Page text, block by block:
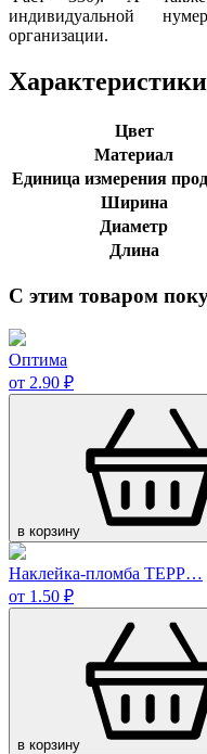
индивидуальной
организации.
Характеристики
Цвет
Материал
Единица измерения
Ширина
Диаметр
Длина
С этим товаром
Оптима
от 2.90 ₽
в корзину
Наклейка-пломба ТЕРР…
от 1.50 ₽
в корзину